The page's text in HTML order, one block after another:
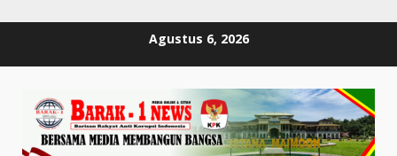
Agustus 6, 2026